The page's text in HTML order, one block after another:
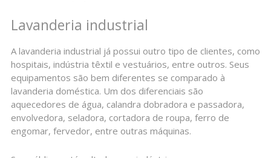
Lavanderia industrial
A lavanderia industrial já possui outro tipo de clientes, como
hospitais, indústria têxtil e vestuários, entre outros. Seus
equipamentos são bem diferentes se comparado à
lavanderia doméstica. Um dos diferenciais são
aquecedores de água, calandra dobradora e passadora,
envolvedora, seladora, cortadora de roupa, ferro de
engomar, fervedor, entre outras máquinas.